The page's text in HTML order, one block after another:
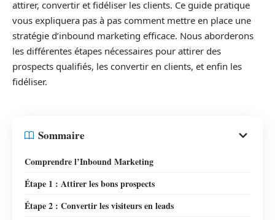
attirer, convertir et fidéliser les clients. Ce guide pratique
vous expliquera pas à pas comment mettre en place une
stratégie d’inbound marketing efficace. Nous aborderons
les différentes étapes nécessaires pour attirer des
prospects qualifiés, les convertir en clients, et enfin les
fidéliser.
Sommaire
Comprendre l’Inbound Marketing
Étape 1 : Attirer les bons prospects
Étape 2 : Convertir les visiteurs en leads